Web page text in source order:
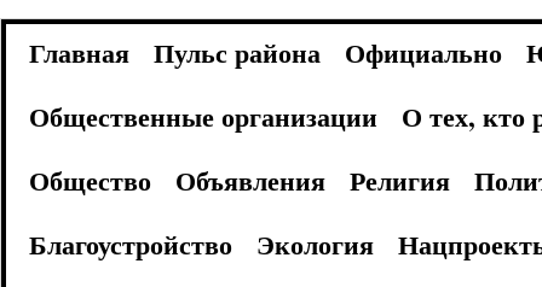
Главная Пульс района Официально
Общественные организации
О тех, кто
Общество
Объявления Религия
Благоустройство
Экология